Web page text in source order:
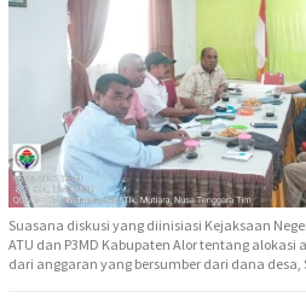
Suasana diskusi yang diinisiasi Kejaksaan
ATU dan P3MD Kabupaten Alor tentang
dari anggaran yang bersumber dari dana desa,